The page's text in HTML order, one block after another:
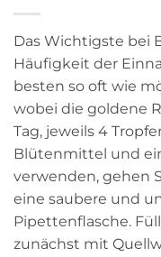
Das Wichtigste bei
Häufigkeit der
besten so oft wie
wobei die goldene
Tag, jeweils 4
Blütenmittel und
verwenden, gehen
eine saubere und
Pipettenflasche.
zunächst mit